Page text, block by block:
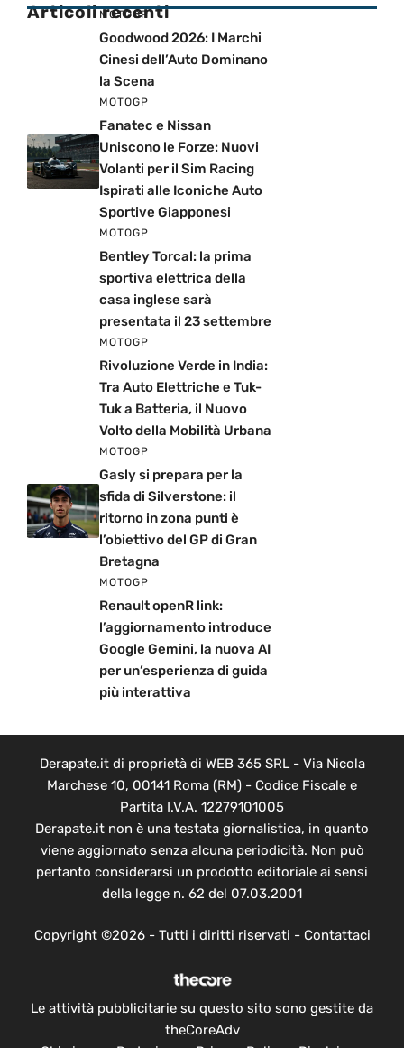
Articoli recenti
MOTOGP
Goodwood 2026: I Marchi
Cinesi dell’Auto Dominano
la Scena
MOTOGP
Fanatec e Nissan
Uniscono le Forze: Nuovi
Volanti per il Sim Racing
Ispirati alle Iconiche Auto
Sportive Giapponesi
MOTOGP
Bentley Torcal: la prima
sportiva elettrica della
casa inglese sarà
presentata il 23 settembre
MOTOGP
Rivoluzione Verde in India:
Tra Auto Elettriche e Tuk-
Tuk a Batteria, il Nuovo
Volto della Mobilità Urbana
MOTOGP
Gasly si prepara per la
sfida di Silverstone: il
ritorno in zona punti è
l’obiettivo del GP di Gran
Bretagna
MOTOGP
Renault openR link:
l’aggiornamento introduce
Google Gemini, la nuova AI
per un’esperienza di guida
più interattiva
Derapate.it di proprietà di WEB 365 SRL - Via Nicola
Marchese 10, 00141 Roma (RM) - Codice Fiscale e
Partita I.V.A. 12279101005
Derapate.it non è una testata giornalistica, in quanto
viene aggiornato senza alcuna periodicità. Non può
pertanto considerarsi un prodotto editoriale ai sensi
della legge n. 62 del 07.03.2001
Copyright ©2026 - Tutti i diritti riservati - Contattaci
Le attività pubblicitarie su questo sito sono gestite da
theCoreAdv